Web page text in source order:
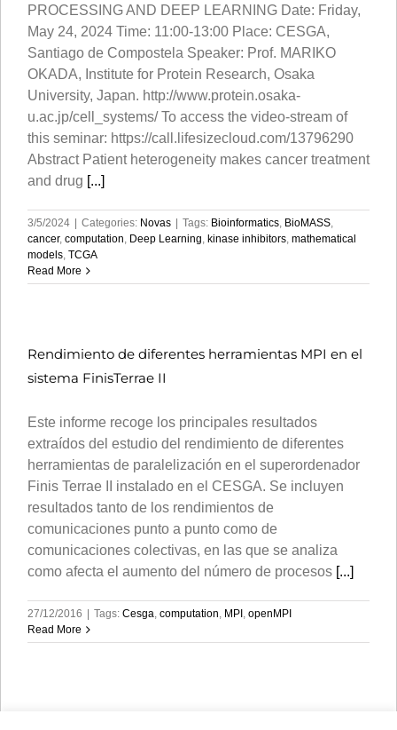
PROCESSING AND DEEP LEARNING Date: Friday,
May 24, 2024 Time: 11:00-13:00 Place: CESGA,
Santiago de Compostela Speaker: Prof. MARIKO
OKADA, Institute for Protein Research, Osaka
University, Japan. http://www.protein.osaka-
u.ac.jp/cell_systems/ To access the video-stream of
this seminar: https://call.lifesizecloud.com/13796290
Abstract Patient heterogeneity makes cancer treatment
and drug [...]
3/5/2024 | Categories: Novas | Tags: Bioinformatics BioMASS
cancer, computation Deep Learning kinase inhibitors mathematical
models TCGA
Read More
Rendimiento de diferentes herramientas MPI en el
sistema FinisTerrae II
Este informe recoge los principales resultados
extraídos del estudio del rendimiento de diferentes
herramientas de paralelización en el superordenador
Finis Terrae II instalado en el CESGA. Se incluyen
resultados tanto de los rendimientos de
comunicaciones punto a punto como de
comunicaciones colectivas, en las que se analiza
como afecta el aumento del número de procesos [...]
27/12/2016 | Tags: Cesga computation MPI openMPI
Read More